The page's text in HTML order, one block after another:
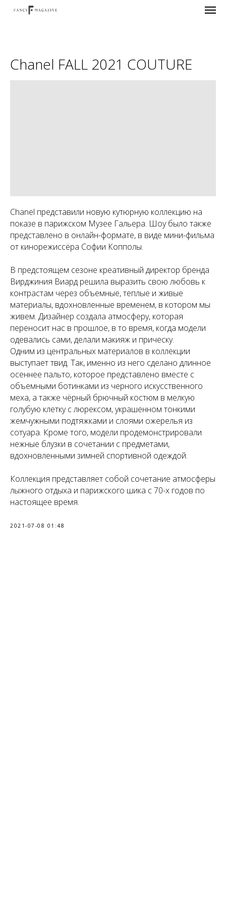
Chanel FALL 2021 COUTURE
Chanel представили новую кутюрную коллекцию на
показе в парижском Музее Гальера. Шоу было также
представлено в онлайн-формате, в виде мини-фильма
от кинорежиссёра Софии Копполы.
В предстоящем сезоне креативный директор бренда
Вирджиния Виард решила выразить свою любовь к
контрастам через объемные, теплые и живые
материалы, вдохновленные временем, в котором мы
живем. Дизайнер создала атмосферу, которая
переносит нас в прошлое, в то время, когда модели
одевались сами, делали макияж и прическу.
Одним из центральных материалов в коллекции
выступает твид. Так, именно из него сделано длинное
осеннее пальто, которое представлено вместе с
объемными ботинками из черного искусственного
меха, а также чёрный брючный костюм в мелкую
голубую клетку с люрексом, украшенном тонкими
жемчужными подтяжками и слоями ожерелья из
сотуара. Кроме того, модели продемонстрировали
нежные блузки в сочетании с предметами,
вдохновленными зимней спортивной одеждой.
Коллекция представляет собой сочетание атмосферы
лыжного отдыха и парижского шика с 70-х годов по
настоящее время.
2021-07-08 01:48